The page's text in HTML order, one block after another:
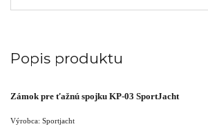
Popis produktu
Zámok pre ťažnú spojku KP-03 SportJacht
Výrobca: Sportjacht